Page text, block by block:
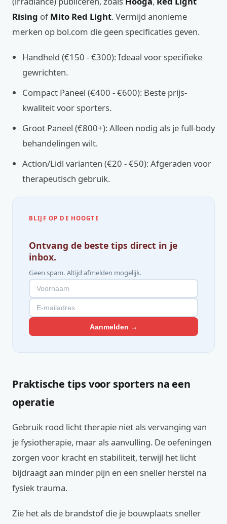
Rising ofMito Red Light. Vermijd anonieme
merken op bol.com die geen specificaties geven.
Handheld (€150 - €300): Ideaal voor specifieke
gewrichten.
Compact Paneel (€400 - €600): Beste prijs-
kwaliteit voor sporters.
Groot Paneel (€800+): Alleen nodig als je full-body
behandelingen wilt.
Action/Lidl varianten (€20 - €50): Afgeraden voor
therapeutisch gebruik.
BLIJF OP DE HOOGTE
Ontvang de beste tips direct in je
inbox.
Geen spam. Altijd afmelden mogelijk.
Aanmelden →
Praktische tips voor sporters na een
operatie
Gebruik rood licht therapie niet als vervanging van
je fysiotherapie, maar als aanvulling. De oefeningen
zorgen voor kracht en stabiliteit, terwijl het licht
bijdraagt aan minder pijn en een sneller herstel na
fysiek trauma.
Zie het als de brandstof die je bouwplaats sneller